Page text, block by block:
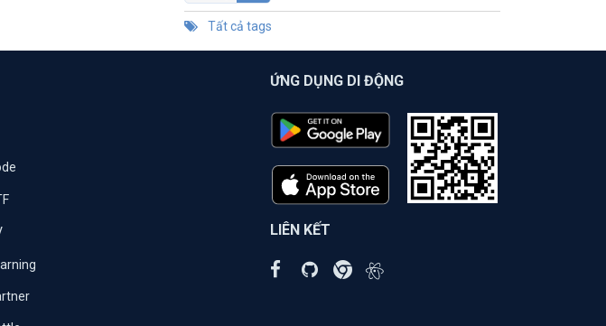
Tất cả tags
ỨNG DỤNG DI ĐỘNG
LIÊN KẾT